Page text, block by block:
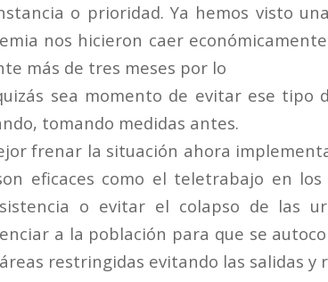
o prioridad. Ya hemos visto
nos hicieron caer
más de tres meses por lo
sea momento de evitar ese tipo
tomando medidas antes.
frenar la situación ahora
eficaces como el teletrabajo en
o evitar el colapso de las
a la población para que se
restringidas evitando las salidas y